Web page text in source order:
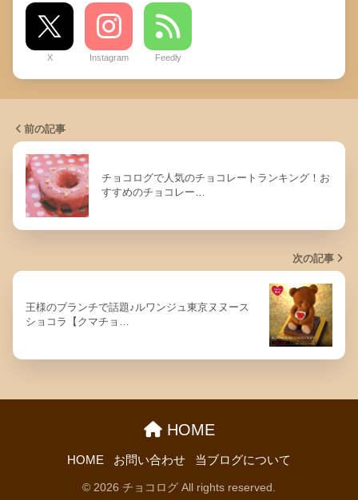
X Instagram Feedly
前の記事
チョコログで人気のチョコレートランキング！お
すすめのチョコレー…
次の記事
王様のブランチで話題♪ルワンジュ東京ヌヌース
ショコラ【クマチョ…
HOME
HOME お問い合わせ 当ブログについて
© 2026 チョコログ All rights reserved.